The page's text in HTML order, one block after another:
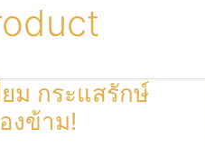
ม กระแสรักษ์
งข้าม!